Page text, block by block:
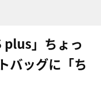
plus」ちょっ
バッグに「ち